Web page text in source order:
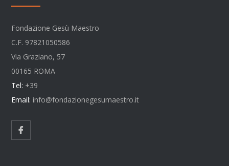
Fondazione Gesù Maestro
C.F. 97821050586
Via Graziano, 57
00165 ROMA
Tel: +39
Email: info@fondazionegesumaestro.it